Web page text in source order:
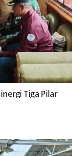
Tiga Pilar